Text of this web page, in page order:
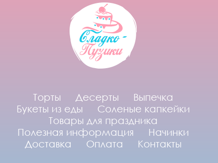
Торты Десерты
Выпечка
Букеты из еды
Соленые капкейки
Товары для праздника
Полезная информация
Начинки
Доставка
Оплата Контакты